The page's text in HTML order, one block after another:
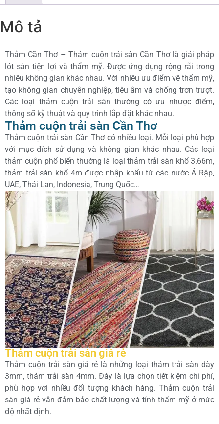
Mô tả
Thảm Cần Thơ – Thảm cuộn trải sàn Cần Thơ là giải pháp
lót sàn tiện lợi và thẩm mỹ. Được ứng dụng rộng rãi trong
nhiều không gian khác nhau. Với nhiều ưu điểm về thẩm mỹ,
tạo không gian chuyên nghiệp, tiêu âm và chống trơn trượt.
Các loại thảm cuộn trải sàn thường có ưu nhược điểm,
thông số kỹ thuật và quy trình lắp đặt khác nhau.
Thảm cuộn trải sàn Cần Thơ
Thảm cuộn trải sàn Cần Thơ có nhiều loại. Mỗi loại phù hợp
với mục đích sử dụng và không gian khác nhau. Các loại
thảm cuộn phổ biến thường là loại thảm trải sàn khổ 3.66m,
thảm trải sàn khổ 4m được nhập khẩu từ các nước Ả Rập,
UAE, Thái Lan, Indonesia, Trung Quốc…
Thảm cuộn trải sàn giá rẻ
Thảm cuộn trải sàn giá rẻ là những loại thảm trải sàn dày
3mm, thảm trải sàn 4mm. Đây là lựa chọn tiết kiệm chi phí,
phù hợp với nhiều đối tượng khách hàng. Thảm cuộn trải
sàn giá rẻ vẫn đảm bảo chất lượng và tính thẩm mỹ ở mức
độ nhất định.